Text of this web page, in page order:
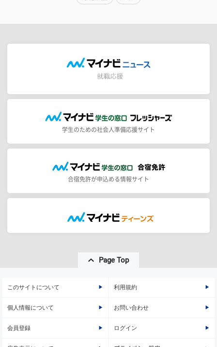
学生のための社会人準備応援サイト
合宿免許が申込める情報サイト
Page Top
このサイトについて 利用規約
個人情報について お問い合わせ
会員登録 ログイン